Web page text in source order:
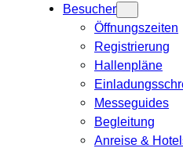
Besucher
Öffnungszeiten
Registrierung
Hallenpläne
Messeguides
Begleitung
Anreise &